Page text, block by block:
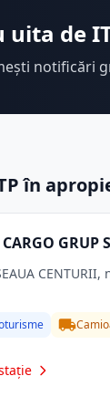
uita de
notificări
în
GRUP